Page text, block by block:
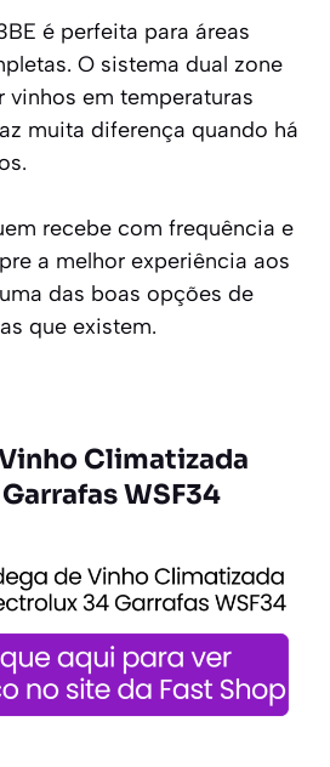
é perfeita para áreas
O sistema dual zone
vinhos em temperaturas
muita diferença quando há
recebe com frequência e
a melhor experiência aos
das boas opções de
que existem.
Climatizada
WSF34